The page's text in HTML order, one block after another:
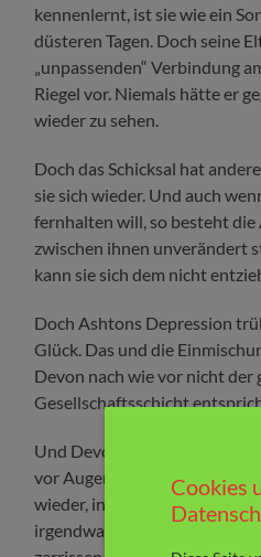
kennenlernt, ist sie wie ein
düsteren Tagen. Doch seine
„unpassenden“ Verbindung
Riegel vor. Niemals hätte er
wieder zu sehen.
Doch das Schicksal hat
sie sich wieder. Und auch
fernhalten will, so besteht
zwischen ihnen unverändert
kann sie sich dem nicht
Doch Ashtons Depression
Glück. Das und die
Devon nach wie vor nicht der
Gesellschaftsschicht
Und Devon – die immer ganz
vor Augen hatte, findet sich
wieder, in der die
irgendwann den Alltag
Cookies